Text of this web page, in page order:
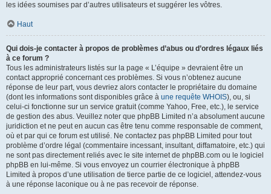
les idées soumises par d’autres utilisateurs et suggérer les vôtres.
Haut
Qui dois-je contacter à propos de problèmes d’abus ou d’ordres légaux liés
à ce forum ?
Tous les administrateurs listés sur la page « L’équipe » devraient être un
contact approprié concernant ces problèmes. Si vous n’obtenez aucune
réponse de leur part, vous devriez alors contacter le propriétaire du domaine
(dont les informations sont disponibles grâce à une requête WHOIS), ou, si
celui-ci fonctionne sur un service gratuit (comme Yahoo, Free, etc.), le service
de gestion des abus. Veuillez noter que phpBB Limited n’a absolument aucune
juridiction et ne peut en aucun cas être tenu comme responsable de comment,
où et par qui ce forum est utilisé. Ne contactez pas phpBB Limited pour tout
problème d’ordre légal (commentaire incessant, insultant, diffamatoire, etc.) qui
ne sont pas directement reliés avec le site internet de phpBB.com ou le logiciel
phpBB en lui-même. Si vous envoyez un courrier électronique à phpBB
Limited à propos d’une utilisation de tierce partie de ce logiciel, attendez-vous
à une réponse laconique ou à ne pas recevoir de réponse.